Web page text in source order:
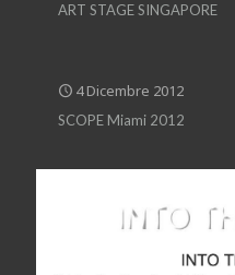
ART STAGE SINGAPORE
4 Dicembre 2012
SCOPE Miami 2012